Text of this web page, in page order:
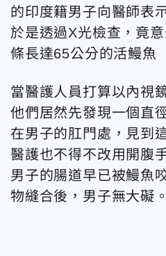
的印度籍男子向醫師表
於是透過X光檢查，竟
條長達65公分的活鰻魚
當醫護人員打算以內視
他們居然先發現一個直
在男子的肛門處，見到
醫護也不得不改用開腹
男子的腸道早已被鰻魚
物縫合後，男子無大礙。